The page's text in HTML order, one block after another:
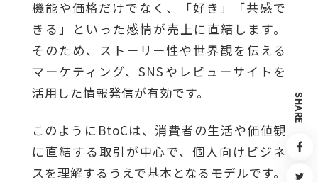
機能や価格だけでなく、「好き」「共感で
きる」といった感情が売上に直結します。
そのため、ストーリー性や世界観を伝える
マーケティング、SNSやレビューサイトを
活用した情報発信が有効です。
このようにBtoCは、消費者の生活や価値観
に直結する取引が中心で、個人向けビジネ
スを理解するうえで基本となるモデルです。
S
H
A
R
E